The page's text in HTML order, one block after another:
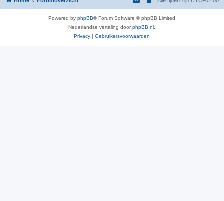
Powered by phpBB® Forum Software © phpBB Limited
Nederlandse vertaling doorphpBB.nl
Privacy | Gebruikersvoorwaarden